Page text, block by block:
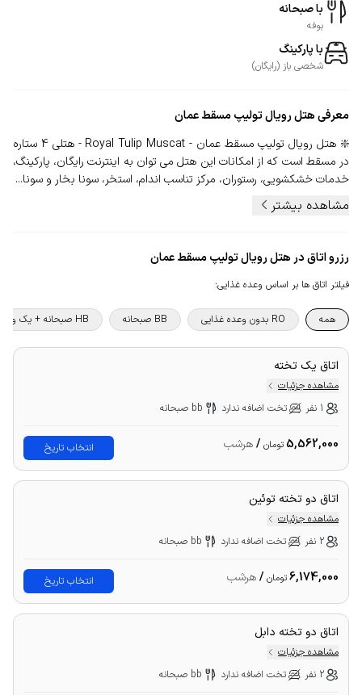
با صبحانه
بوفه
با پارکینگ
شخصی باز (رایگان)
معرفیهتل رویال تولیپ مسقط عمان
❇️ هتل رویال تولیپ مسقط عمان - Royal Tulip Muscat - هتلی 4 ستاره
در مسقط است که از امکانات این هتل می توان به اینترنت رایگان، پارکینگ،
خدمات خشکشویی، رستوران، مرکز تناسب اندام، استخر، سونا بخار و سونا...
مشاهده بیشتر
رزرو اتاق در هتل رویال تولیپ مسقط عمان
فیلتر اتاق ها بر اساس وعده غذایی:
همه RO بدون وعده غذایی BB صبحانه HB صبحانه + یک وعده غذا
اتاق یک تخته
مشاهده جزئیات
1 نفر
تخت اضافه ندارد bb صبحانه
5,562,000 تومان /هرشب انتخاب تاریخ
اتاق دو تخته توئین
مشاهده جزئیات
2 نفر
تخت اضافه ندارد bb صبحانه
6,174,000تومان /هرشب انتخاب تاریخ
اتاق دو تخته دابل
مشاهده جزئیات
2 نفر
تخت اضافه ندارد bb صبحانه